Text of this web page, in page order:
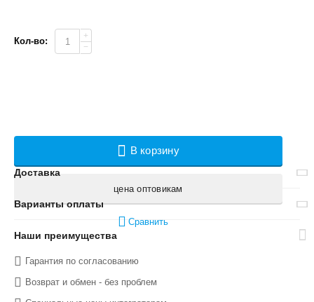
Кол-во:
+
−
В корзину
цена оптовикам
Сравнить
Доставка
Варианты оплаты
Наши преимущества
Гарантия по согласованию
Возврат и обмен - без проблем